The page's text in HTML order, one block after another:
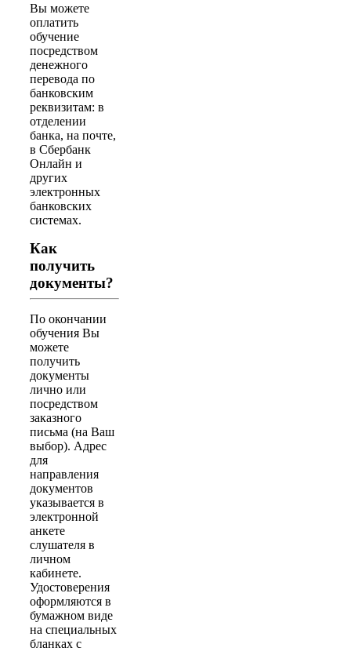
Вы можете
оплатить
обучение
посредством
денежного
перевода по
банковским
реквизитам: в
отделении
банка, на почте,
в Сбербанк
Онлайн и
других
электронных
банковских
системах.
Как
получить
документы?
По окончании
обучения Вы
можете
получить
документы
лично или
посредством
заказного
письма (на Ваш
выбор). Адрес
для
направления
документов
указывается в
электронной
анкете
слушателя в
личном
кабинете.
Удостоверения
оформляются в
бумажном виде
на специальных
бланках с